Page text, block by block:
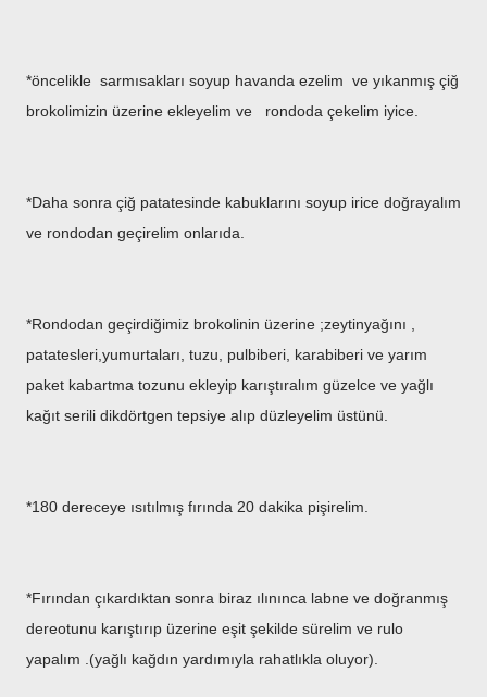
*öncelikle sarmısakları soyup havanda ezelim ve yıkanmış çiğ
brokolimizin üzerine ekleyelim ve rondoda çekelim iyice.
*Daha sonra çiğ patatesinde kabuklarını soyup irice doğrayalım
ve rondodan geçirelim onlarıda.
*Rondodan geçirdiğimiz brokolinin üzerine ;zeytinyağını ,
patatesleri,yumurtaları, tuzu, pulbiberi, karabiberi ve yarım
paket kabartma tozunu ekleyip karıştıralım güzelce ve yağlı
kağıt serili dikdörtgen tepsiye alıp düzleyelim üstünü.
*180 dereceye ısıtılmış fırında 20 dakika pişirelim.
*Fırından çıkardıktan sonra biraz ılınınca labne ve doğranmış
dereotunu karıştırıp üzerine eşit şekilde sürelim ve rulo
yapalım .(yağlı kağdın yardımıyla rahatlıkla oluyor).